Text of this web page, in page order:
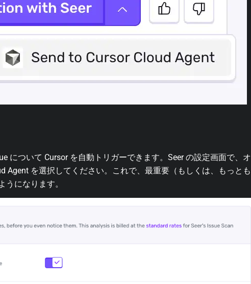
について Cursor を自動トリガーできます。Seer の設定画面で、オ
Agent を選択してください。これで、最重要（もしくは、もっとも
になります。